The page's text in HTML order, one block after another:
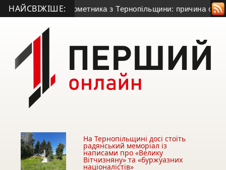
НАЙСВІЖІШЕ:з Тернопільщини: причина смерті – гостра
На Тернопільщині досі стоїть
радянський меморіал із
написами про «Велику
Вітчизняну» та «буржуазних
націоналістів»